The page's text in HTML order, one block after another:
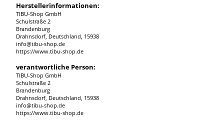
Herstellerinformationen:
TIBU-Shop GmbH
Schulstraße 2
Brandenburg
Drahnsdorf, Deutschland, 15938
info@tibu-shop.de
https://www.tibu-shop.de
verantwortliche Person:
TIBU-Shop GmbH
Schulstraße 2
Brandenburg
Drahnsdorf, Deutschland, 15938
info@tibu-shop.de
https://www.tibu-shop.de